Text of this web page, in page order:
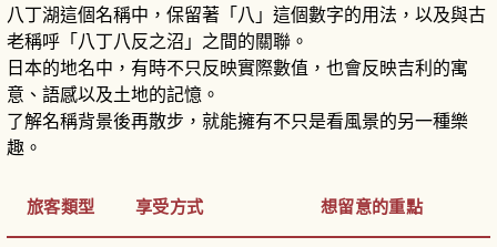
八丁湖這個名稱中，保留著「八」這個數字的用法，以及與古
老稱呼「八丁八反之沼」之間的關聯。
日本的地名中，有時不只反映實際數值，也會反映吉利的寓
意、語感以及土地的記憶。
了解名稱背景後再散步，就能擁有不只是看風景的另一種樂
趣。
旅客類型 享受方式 想留意的重點